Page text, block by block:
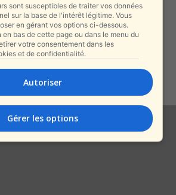
contre une patrouille
à Palmyre :
confirme une...
alxprss_sab - 14 décembre 2025
sont susceptibles de traiter vos données
sur la base de l'intérêt légitime. Vous
en gérant vos options ci-dessous.
bas de cette page ou dans le menu du
votre consentement dans les
et de confidentialité.
Autoriser
Gérer les options